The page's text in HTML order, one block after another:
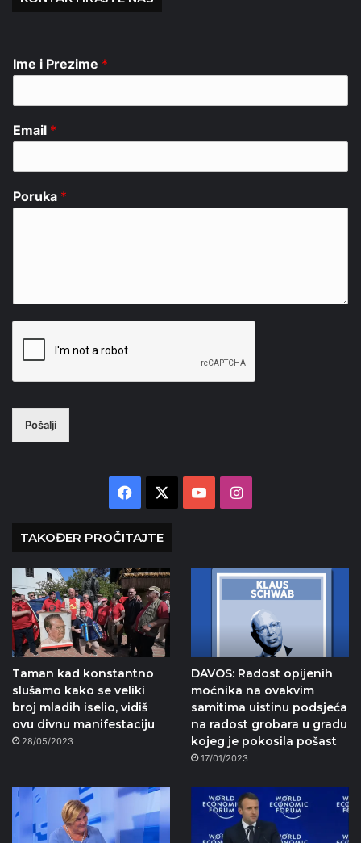
Ime i Prezime *
Email *
Poruka *
Pošalji
Facebook YouTubeInstagram
TAKOĐER PROČITAJTE
Taman kad konstantno
slušamo kako se veliki
broj mladih iselio, vidiš
ovu divnu manifestaciju
28/05/2023
DAVOS: Radost opijenih
moćnika na ovakvim
samitima uistinu podsjeća
na radost grobara u gradu
kojeg je pokosila pošast
17/01/2023